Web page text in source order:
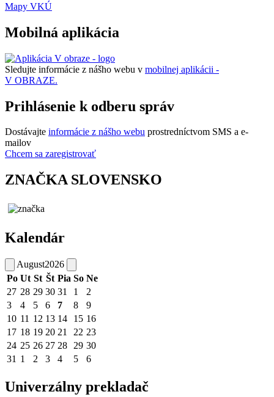
Mapy VKÚ
Mobilná aplikácia
Sledujte informácie z nášho webu v mobilnej aplikácii -
V OBRAZE.
Prihlásenie k odberu správ
Dostávajte informácie z nášho webu prostredníctvom SMS a e-
mailov
Chcem sa zaregistrovať
ZNAČKA SLOVENSKO
Kalendár
August2026
Po Ut St Št Pia So Ne
27 28 29 30 31 1
2
3
4 5 6 7 8
9
10 11 12 13 14 15 16
17 18 19 20 21 22 23
24 25 26 27 28 29 30
31 1 2 3 4 5 6
Univerzálny prekladač